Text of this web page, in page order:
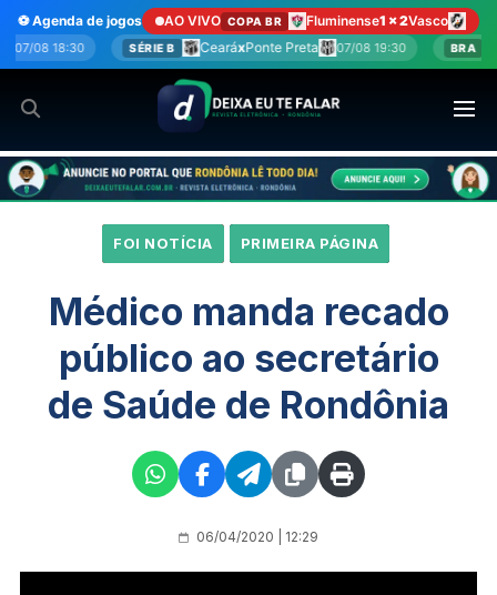
para
o
⚽ Agenda de jogos AO VIVO COPA BR Fluminense1 x 2Vasco
CearáxPonte Preta 07/08 19:30 BRA GrêmioxSão Paulo 08/08
FOI NOTÍCIA PRIMEIRA PÁGINA
Médico manda recado
público ao secretário
de Saúde de Rondônia
06/04/2020 | 12:29